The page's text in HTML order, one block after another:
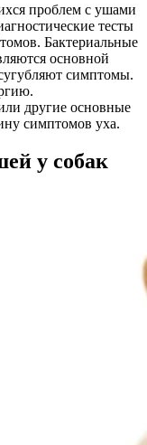
проблем с ушами
тесты
Бактериальные
основной
симптомы.
другие основные
симптомов уха.
у собак